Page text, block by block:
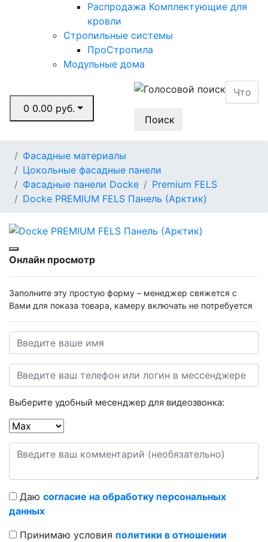
Распродажа Комплектующие для
кровли
Стропильные системы
ПроСтропила
Модульные дома
0 0.00 руб.
Поиск
Фасадные материалы
Цокольные фасадные панели
Фасадные панели Docke
Premium FELS
Docke PREMIUM FELS Панель (Арктик)
Онлайн просмотр
Заполните эту простую форму – менеджер свяжется с
Вами для показа товара, камеру включать не потребуется
Выберите удобный месенджер для видеозвонка:
Даю согласие на обработку персональных
данных
Принимаю условия политики в отношении